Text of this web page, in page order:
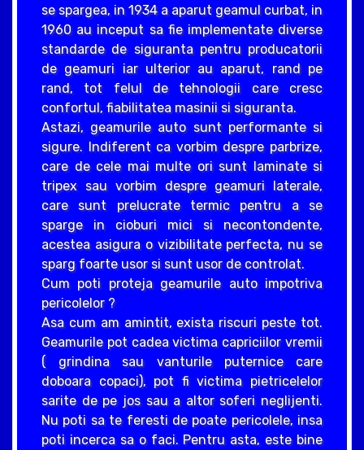
se spargea, in 1934 a aparut geamul curbat, in
1960 au inceput sa fie implementate diverse
standarde de siguranta pentru producatorii
de geamuri iar ulterior au aparut, rand pe
rand, tot felul de tehnologii care cresc
confortul, fiabilitatea masinii si siguranta.
Astazi, geamurile auto sunt performante si
sigure. Indiferent ca vorbim despre parbrize,
care de cele mai multe ori sunt laminate si
tripex sau vorbim despre geamuri laterale,
care sunt prelucrate termic pentru a se
sparge in cioburi mici si necontondente,
acestea asigura o vizibilitate perfecta, nu se
sparg foarte usor si sunt usor de controlat.
Cum poti proteja geamurile auto impotriva
pericolelor ?
Asa cum am amintit, exista riscuri peste tot.
Geamurile pot cadea victima capriciilor vremii
( grindina sau vanturile puternice care
doboara copaci), pot fi victima pietricelelor
sarite de pe jos sau a altor soferi neglijenti.
Nu poti sa te feresti de poate pericolele, insa
poti incerca sa o faci. Pentru asta, este bine